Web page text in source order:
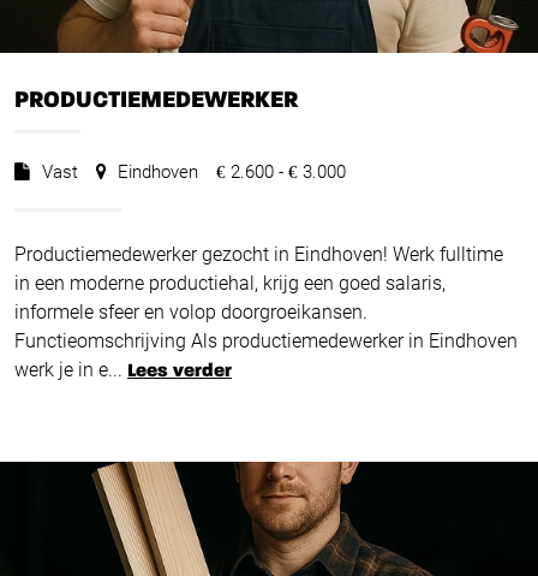
PRODUCTIEMEDEWERKER
Vast Eindhoven € 2.600 - € 3.000
Productiemedewerker gezocht in Eindhoven! Werk fulltime
in een moderne productiehal, krijg een goed salaris,
informele sfeer en volop doorgroeikansen.
Functieomschrijving Als productiemedewerker in Eindhoven
werk je in e... Lees verder